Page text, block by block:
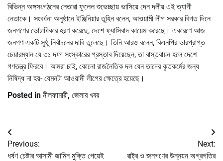
বিভিন্ন অঙ্গসংগঠনের নেতারা ফুলেল শুভেচ্ছায় ভাসিয়ে দেন দলীয় এই ত্যাগী
নেতাকে। সংবর্ধনা অনুষ্ঠানে ইঞ্জিনিয়ার তুহিন বলেন, আওয়ামী লীগ সরকার বিগত দিনে
জনগণের ভোটাধিকার হরণ করেছে, দেশে ফ্যাসিবাদ কায়েম করেছে। একারণে আজ
জনগণ একটি সুষ্ঠু নির্বাচনের দাবি তুলেছে। তিনি আরও বলেন, বিএনপির ভারপ্রাপ্ত
চেয়ারম্যান যে ৩১ দফা সংস্কারের প্রস্তাব দিয়েছেন, তা বাস্তবায়ন হলে দেশে
গণতন্ত্র ফিরবে। আমরা চাই, কোনো রাজনৈতিক দল যেন তাদের কৃতকর্মের জন্য
নিষিদ্ধ না হয়- যেমনটা আওয়ামী লীগের ক্ষেত্রে হয়েছে।
Posted in নীলফামারী, জেলার খবর
Post
navigation
Previous:
ধর্ষণ চেষ্টার আসামী জামিন মুক্তি পেয়েই
Next:
রাষ্ট্র ও জনগণের উন্নয়ন অগ্রগতির